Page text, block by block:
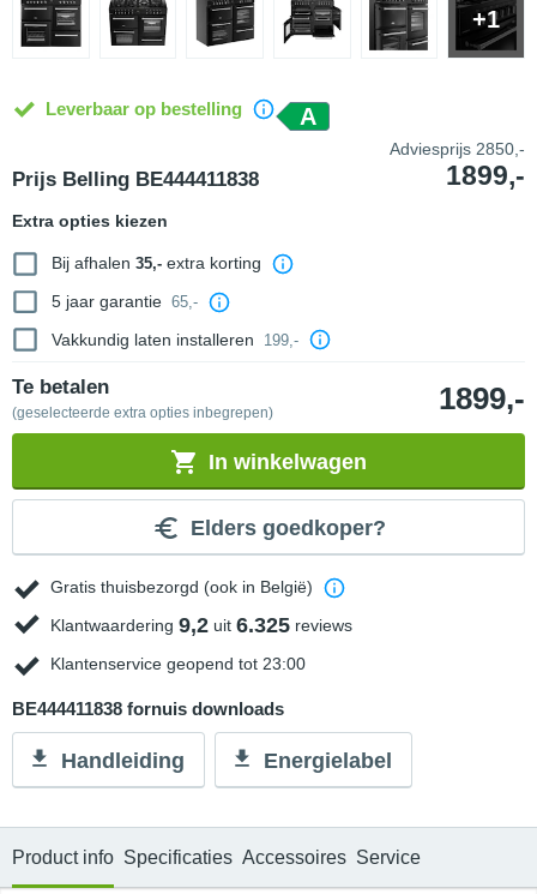
+1
Leverbaar op bestelling A
Prijs Belling BE444411838
Adviesprijs 2850,-
1899,-
Extra opties kiezen
Bij afhalen 35,-extra korting
5 jaar garantie 65,-
Vakkundig laten installeren 199,-
Te betalen
(geselecteerde extra opties inbegrepen) 1899,-
In winkelwagen
Elders goedkoper?
Gratis thuisbezorgd (ook in België)
Klantwaardering 9,2 uit 6.325 reviews
Klantenservice geopend tot 23:00
BE444411838 fornuis downloads
Handleiding Energielabel
Product info Specificaties Accessoires Service